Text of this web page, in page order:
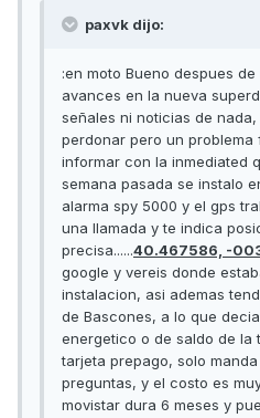
paxvk dijo:
:en moto Bueno despues
avances en la nueva
señales ni noticias de
perdonar pero un problema
informar con la inmediated
semana pasada se instalo
alarma spy 5000 y el gps
una llamada y te indica
precisa......40.467586, -
google y vereis donde
instalacion, asi ademas
de Bascones, a lo que
energetico o de saldo de la
tarjeta prepago, solo
preguntas, y el costo es
movistar dura 6 meses y